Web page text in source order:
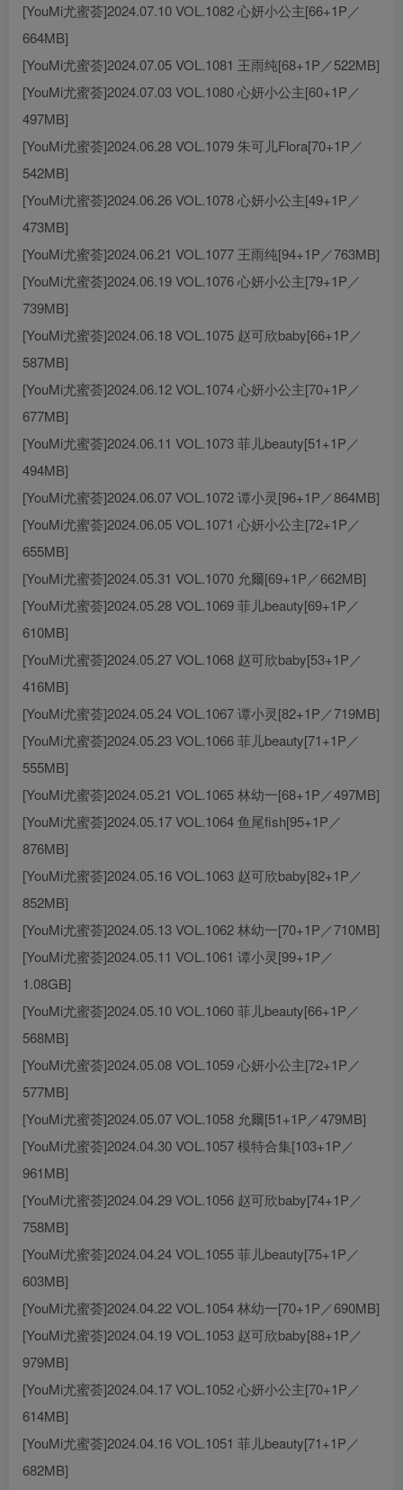
[YouMi尤蜜荟]2024.07.10 VOL.1082 心妍小公主[66+1P／
664MB]
[YouMi尤蜜荟]2024.07.05 VOL.1081 王雨纯[68+1P／522MB]
[YouMi尤蜜荟]2024.07.03 VOL.1080 心妍小公主[60+1P／
497MB]
[YouMi尤蜜荟]2024.06.28 VOL.1079 朱可儿Flora[70+1P／
542MB]
[YouMi尤蜜荟]2024.06.26 VOL.1078 心妍小公主[49+1P／
473MB]
[YouMi尤蜜荟]2024.06.21 VOL.1077 王雨纯[94+1P／763MB]
[YouMi尤蜜荟]2024.06.19 VOL.1076 心妍小公主[79+1P／
739MB]
[YouMi尤蜜荟]2024.06.18 VOL.1075 赵可欣baby[66+1P／
587MB]
[YouMi尤蜜荟]2024.06.12 VOL.1074 心妍小公主[70+1P／
677MB]
[YouMi尤蜜荟]2024.06.11 VOL.1073 菲儿beauty[51+1P／
494MB]
[YouMi尤蜜荟]2024.06.07 VOL.1072 谭小灵[96+1P／864MB]
[YouMi尤蜜荟]2024.06.05 VOL.1071 心妍小公主[72+1P／
655MB]
[YouMi尤蜜荟]2024.05.31 VOL.1070 允爾[69+1P／662MB]
[YouMi尤蜜荟]2024.05.28 VOL.1069 菲儿beauty[69+1P／
610MB]
[YouMi尤蜜荟]2024.05.27 VOL.1068 赵可欣baby[53+1P／
416MB]
[YouMi尤蜜荟]2024.05.24 VOL.1067 谭小灵[82+1P／719MB]
[YouMi尤蜜荟]2024.05.23 VOL.1066 菲儿beauty[71+1P／
555MB]
[YouMi尤蜜荟]2024.05.21 VOL.1065 林幼一[68+1P／497MB]
[YouMi尤蜜荟]2024.05.17 VOL.1064 鱼尾fish[95+1P／
876MB]
[YouMi尤蜜荟]2024.05.16 VOL.1063 赵可欣baby[82+1P／
852MB]
[YouMi尤蜜荟]2024.05.13 VOL.1062 林幼一[70+1P／710MB]
[YouMi尤蜜荟]2024.05.11 VOL.1061 谭小灵[99+1P／
1.08GB]
[YouMi尤蜜荟]2024.05.10 VOL.1060 菲儿beauty[66+1P／
568MB]
[YouMi尤蜜荟]2024.05.08 VOL.1059 心妍小公主[72+1P／
577MB]
[YouMi尤蜜荟]2024.05.07 VOL.1058 允爾[51+1P／479MB]
[YouMi尤蜜荟]2024.04.30 VOL.1057 模特合集[103+1P／
961MB]
[YouMi尤蜜荟]2024.04.29 VOL.1056 赵可欣baby[74+1P／
758MB]
[YouMi尤蜜荟]2024.04.24 VOL.1055 菲儿beauty[75+1P／
603MB]
[YouMi尤蜜荟]2024.04.22 VOL.1054 林幼一[70+1P／690MB]
[YouMi尤蜜荟]2024.04.19 VOL.1053 赵可欣baby[88+1P／
979MB]
[YouMi尤蜜荟]2024.04.17 VOL.1052 心妍小公主[70+1P／
614MB]
[YouMi尤蜜荟]2024.04.16 VOL.1051 菲儿beauty[71+1P／
682MB]